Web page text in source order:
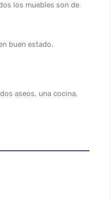
los muebles son de
buen estado.
aseos, una cocina,